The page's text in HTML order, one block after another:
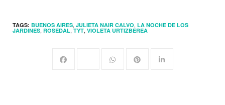
TAGS: BUENOS AIRES, JULIETA NAIR CALVO, LA NOCHE DE LOS
JARDINES, ROSEDAL, TYT, VIOLETA URTIZBEREA